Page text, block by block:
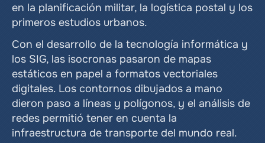
en la planificación militar, la logística postal y los
primeros estudios urbanos.
Con el desarrollo de la tecnología informática y
los SIG, las isocronas pasaron de mapas
estáticos en papel a formatos vectoriales
digitales. Los contornos dibujados a mano
dieron paso a líneas y polígonos, y el análisis de
redes permitió tener en cuenta la
infraestructura de transporte del mundo real.